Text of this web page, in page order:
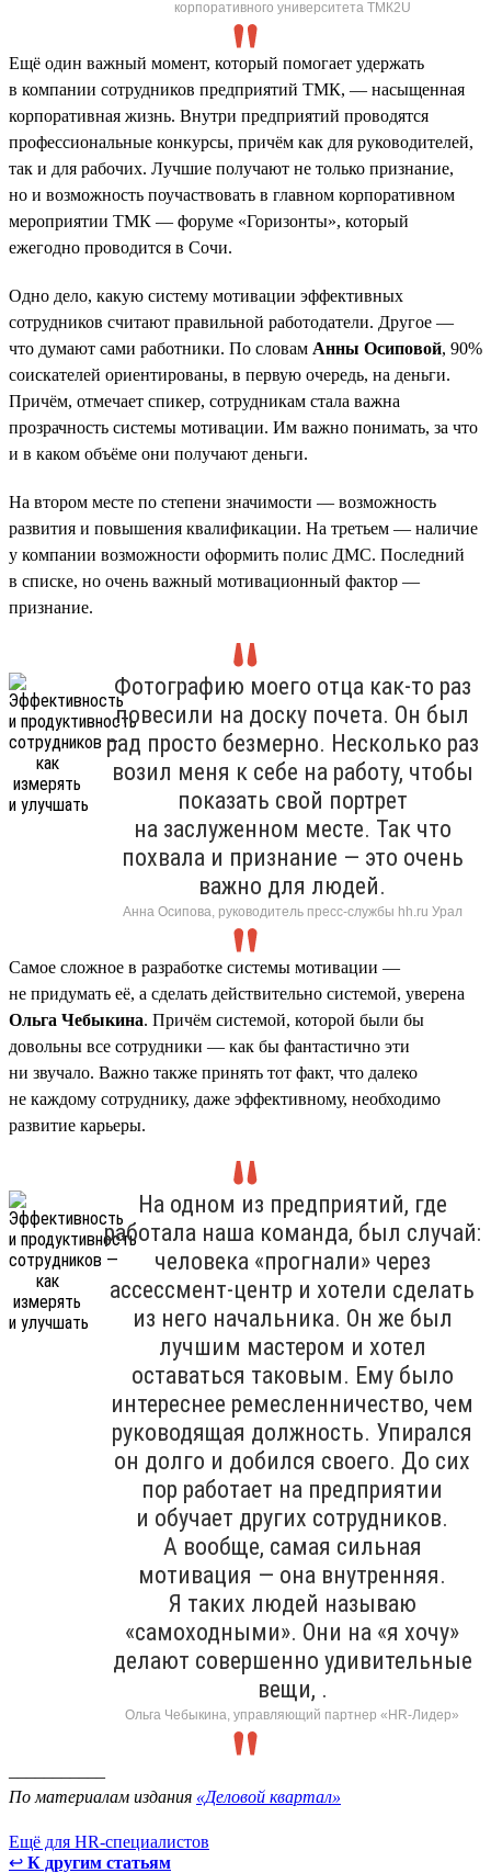
корпоративного университета ТМК2U
Ещё один важный момент, который помогает удержать
в компании сотрудников предприятий ТМК, — насыщенная
корпоративная жизнь. Внутри предприятий проводятся
профессиональные конкурсы, причём как для руководителей,
так и для рабочих. Лучшие получают не только признание,
но и возможность поучаствовать в главном корпоративном
мероприятии ТМК — форуме «Горизонты», который
ежегодно проводится в Сочи.
Одно дело, какую систему мотивации эффективных
сотрудников считают правильной работодатели. Другое —
что думают сами работники. По словам Анны Осиповой, 90%
соискателей ориентированы, в первую очередь, на деньги.
Причём, отмечает спикер, сотрудникам стала важна
прозрачность системы мотивации. Им важно понимать, за что
и в каком объёме они получают деньги.
На втором месте по степени значимости — возможность
развития и повышения квалификации. На третьем — наличие
у компании возможности оформить полис ДМС. Последний
в списке, но очень важный мотивационный фактор —
признание.
Фотографию моего отца как-то раз
повесили на доску почета. Он был
рад просто безмерно. Несколько раз
возил меня к себе на работу, чтобы
показать свой портрет
на заслуженном месте. Так что
похвала и признание — это очень
важно для людей.
Анна Осипова, руководитель пресс-службы hh.ru Урал
Самое сложное в разработке системы мотивации —
не придумать её, а сделать действительно системой, уверена
Ольга Чебыкина. Причём системой, которой были бы
довольны все сотрудники — как бы фантастично эти
ни звучало. Важно также принять тот факт, что далеко
не каждому сотруднику, даже эффективному, необходимо
развитие карьеры.
На одном из предприятий, где
работала наша команда, был случай:
человека «прогнали» через
ассессмент-центр и хотели сделать
из него начальника. Он же был
лучшим мастером и хотел
оставаться таковым. Ему было
интереснее ремесленничество, чем
руководящая должность. Упирался
он долго и добился своего. До сих
пор работает на предприятии
и обучает других сотрудников.
А вообще, самая сильная
мотивация — она внутренняя.
Я таких людей называю
«самоходными». Они на «я хочу»
делают совершенно удивительные
вещи, .
Ольга Чебыкина, управляющий партнер «HR-Лидер»
По материалам издания «Деловой квартал»
Ещё для HR-специалистов
↩ К другим статьям